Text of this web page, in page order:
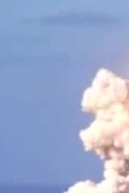
No media